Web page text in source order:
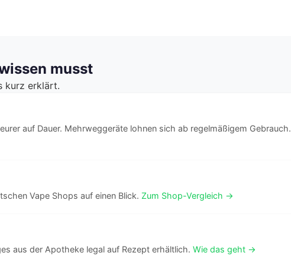
musst
kurz erklärt.
auf Dauer. Mehrweggeräte lohnen sich ab regelmäßigem Gebrauch.
Vape Shops auf einen Blick. Zum Shop-Vergleich →
aus der Apotheke legal auf Rezept erhältlich. Wie das geht →